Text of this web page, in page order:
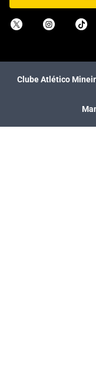
Clube Atlético